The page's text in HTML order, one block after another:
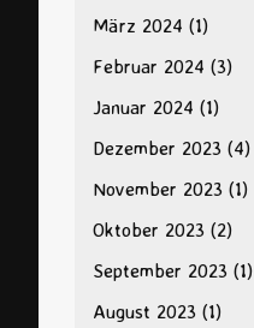
März 2024 (1)
Februar 2024 (3)
Januar 2024 (1)
Dezember 2023 (4)
November 2023 (1)
Oktober 2023 (2)
September 2023 (1)
August 2023 (1)